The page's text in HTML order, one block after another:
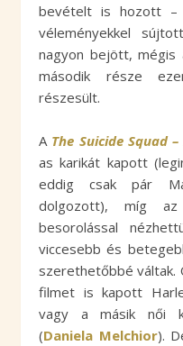
bevételt is hozott –
véleményekkel
nagyon bejött,
második része
részesült.
A The Suicide Squad
as karikát kapott
eddig csak pár
dolgozott), míg
besorolással
viccesebb és
szerethetőbbé váltak.
filmet is kapott
vagy a másik női
(Daniela Melchior).